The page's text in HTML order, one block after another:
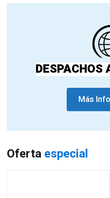
DESPACHOS
Más
Oferta especial